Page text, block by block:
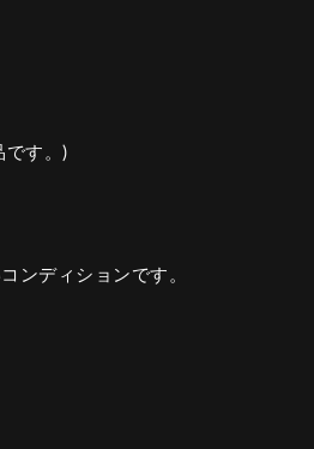
です。)
ンディションです。